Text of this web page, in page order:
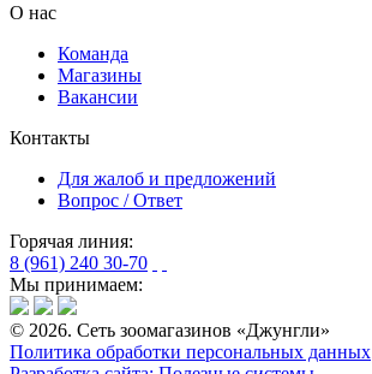
О нас
Команда
Магазины
Вакансии
Контакты
Для жалоб и предложений
Вопрос / Ответ
Горячая линия:
8 (961) 240 30-70
Мы принимаем:
© 2026. Сеть зоомагазинов «Джунгли»
Политика обработки персональных данных